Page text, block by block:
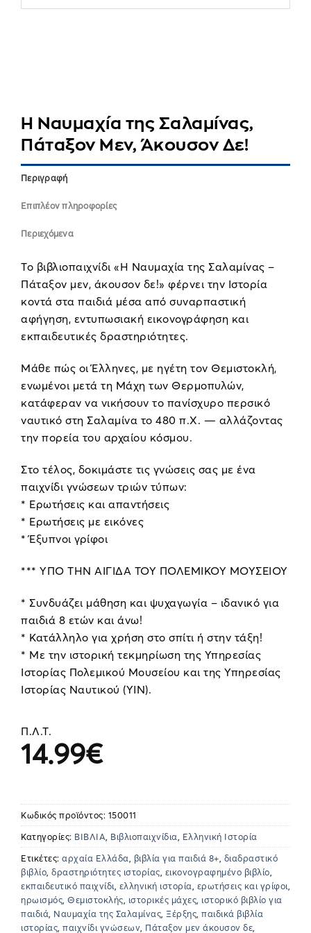
Η Ναυμαχία της Σαλαμίνας,
Πάταξον Μεν, Άκουσον Δε!
Περιγραφή
Επιπλέον πληροφορίες
Περιεχόμενα
Το βιβλιοπαιχνίδι «Η Ναυμαχία της Σαλαμίνας –
Πάταξον μεν, άκουσον δε!» φέρνει την Ιστορία
κοντά στα παιδιά μέσα από συναρπαστική
αφήγηση, εντυπωσιακή εικονογράφηση και
εκπαιδευτικές δραστηριότητες.
Μάθε πώς οι Έλληνες, με ηγέτη τον Θεμιστοκλή,
ενωμένοι μετά τη Μάχη των Θερμοπυλών,
κατάφεραν να νικήσουν το πανίσχυρο περσικό
ναυτικό στη Σαλαμίνα το 480 π.Χ. — αλλάζοντας
την πορεία του αρχαίου κόσμου.
Στο τέλος, δοκιμάστε τις γνώσεις σας με ένα
παιχνίδι γνώσεων τριών τύπων:
* Ερωτήσεις και απαντήσεις
* Ερωτήσεις με εικόνες
* Έξυπνοι γρίφοι
*** ΥΠΟ ΤΗΝ ΑΙΓΙΔΑ ΤΟΥ ΠΟΛΕΜΙΚΟΥ ΜΟΥΣΕΙΟΥ
* Συνδυάζει μάθηση και ψυχαγωγία – ιδανικό για
παιδιά 8 ετών και άνω!
* Κατάλληλο για χρήση στο σπίτι ή στην τάξη!
* Με την ιστορική τεκμηρίωση της Υπηρεσίας
Ιστορίας Πολεμικού Μουσείου και της Υπηρεσίας
Ιστορίας Ναυτικού (ΥΙΝ).
Π.Λ.Τ.
14.99€
Κωδικός προϊόντος: 150011
Κατηγορίες: ΒΙΒΛΙΑ, Βιβλιοπαιχνίδια, Ελληνική Ιστορία
Ετικέτες: αρχαία Ελλάδα, βιβλία για παιδιά 8+, διαδραστικό
βιβλίο, δραστηριότητες ιστορίας, εικονογραφημένο βιβλίο,
εκπαιδευτικό παιχνίδι, ελληνική ιστορία, ερωτήσεις και γρίφοι,
ηρωισμός, Θεμιστοκλής, ιστορικές μάχες, ιστορικό βιβλίο για
παιδιά, Ναυμαχία της Σαλαμίνας, Ξέρξης, παιδικά βιβλία
ιστορίας, παιχνίδι γνώσεων, Πάταξον μεν άκουσον δε,